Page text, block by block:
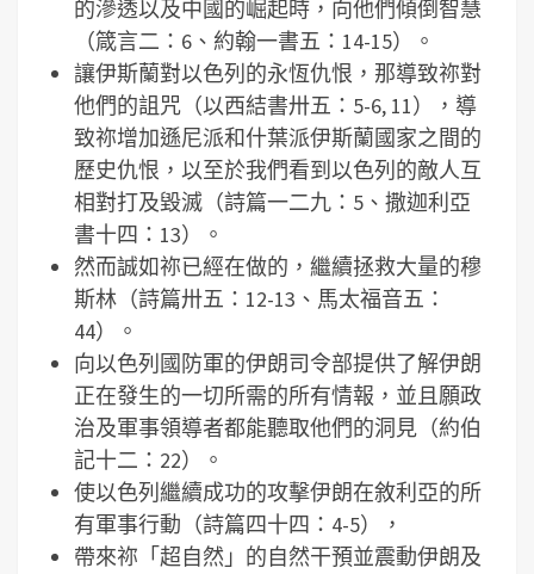
的滲透以及中國的崛起時，向他們傾倒智慧
（箴言二：6、約翰一書五：14-15）。
讓伊斯蘭對以色列的永恆仇恨，那導致祢對
他們的詛咒（以西結書卅五：5-6, 11），導
致祢增加遜尼派和什葉派伊斯蘭國家之間的
歷史仇恨，以至於我們看到以色列的敵人互
相對打及毀滅（詩篇一二九：5、撒迦利亞
書十四：13）。
然而誠如祢已經在做的，繼續拯救大量的穆
斯林（詩篇卅五：12-13、馬太福音五：
44）。
向以色列國防軍的伊朗司令部提供了解伊朗
正在發生的一切所需的所有情報，並且願政
治及軍事領導者都能聽取他們的洞見（約伯
記十二：22）。
使以色列繼續成功的攻擊伊朗在敘利亞的所
有軍事行動（詩篇四十四：4-5），
帶來祢「超自然」的自然干預並震動伊朗及